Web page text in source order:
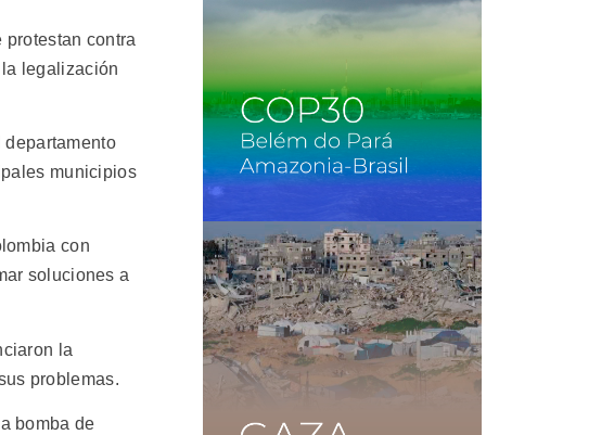
contra
legalización
departamento
municipios
con
soluciones a
la
problemas.
bomba de